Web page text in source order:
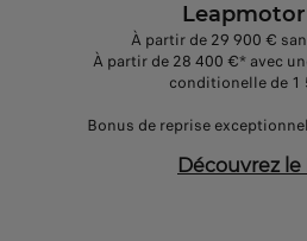
Leapmotor
À partir de 29 900 €
À partir de 28 400 €* avec
conditionelle de 1
Bonus de reprise
Découvrez le